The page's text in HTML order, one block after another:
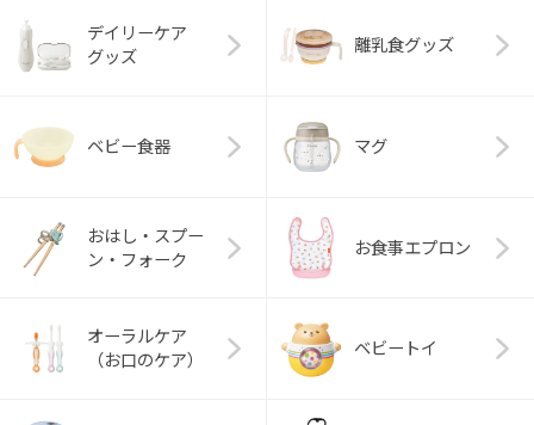
デイリーケア
グッズ
離乳食グッズ
ベビー食器 マグ
おはし・スプー
ン・フォーク
お食事エプロン
オーラルケア
（お口のケア）
ベビートイ